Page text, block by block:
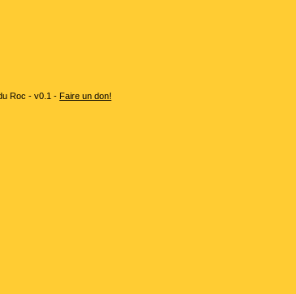
Roc - v0.1 - Faire un don!